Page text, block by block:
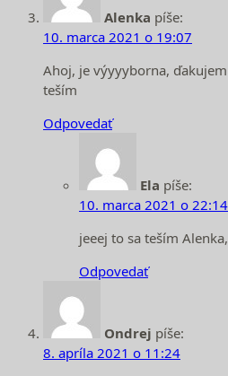
Alenka píše:
10. marca 2021 o 19:07
Ahoj, je výyyyborna,
teším
Odpovedať
Ela píše:
10. marca 2021 o 22:14
jeeej to sa teším
Odpovedať
Ondrej píše:
8. apríla 2021 o 11:24